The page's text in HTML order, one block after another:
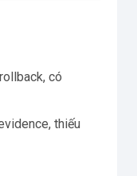
có
thiếu